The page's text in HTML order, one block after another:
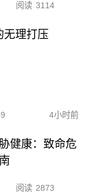
阅读 3114
无理打压
4小时前
健康：致命危
阅读 2873